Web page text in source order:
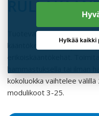
Tuotevalikoimaamme
kääntökehät, rulla- ja
erikoiskääntökehät.
hammastuksella tai ilman
kokoluokka vaihtelee
modulikoot 3-25.
Hylkää